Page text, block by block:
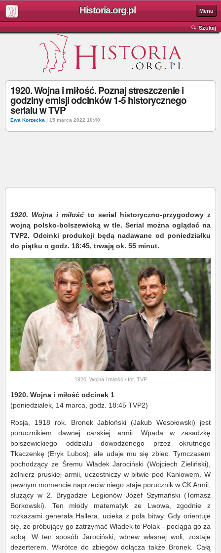
Historia.org.pl Menu
Szukaj
1920. Wojna i miłość. Poznaj streszczenie i
godziny emisji odcinków 1-5 historycznego
serialu w TVP
Ewa Korzecka | 15 marca 2022 10:40
1920. Wojna i miłość to serial historyczno-przygodowy z
wojną polsko-bolszewicką w tle. Serial można oglądać na
TVP2. Odcinki produkcji będą nadawane od poniedziałku
do piątku o godz. 18:45, trwają ok. 55 minut.
1920. Wojna i miłość / fot. TVP
1920. Wojna i miłość odcinek 1
(poniedziałek, 14 marca, godz. 18:45 TVP2)
Rosja, 1918 rok. Bronek Jabłoński (Jakub Wesołowski) jest
porucznikiem dawnej carskiej armii. Wpada w zasadzkę
bolszewickiego oddziału dowodzonego przez okrutnego
Tkaczenkę (Eryk Lubos), ale udaje mu się zbiec. Tymczasem
pochodzący ze Śremu Władek Jarociński (Wojciech Zieliński),
żołnierz pruskiej armii, uczestniczy w bitwie pod Kaniowem. W
pewnym momencie naprzeciw niego staje porucznik w CK Armii,
służący w 2. Brygadzie Legionów Józef Szymański (Tomasz
Borkowski). Ten młody matematyk ze Lwowa, zgodnie z
rozkazami generała Hallera, ucieka z pola bitwy. Gdy orientuje
się, że próbujący go zatrzymać Władek to Polak - pociąga go za
sobą. W ten sposób Jarociński, wbrew własnej woli, zostaje
dezerterem. Wkrótce do zbiegów dołącza także Bronek. Całą